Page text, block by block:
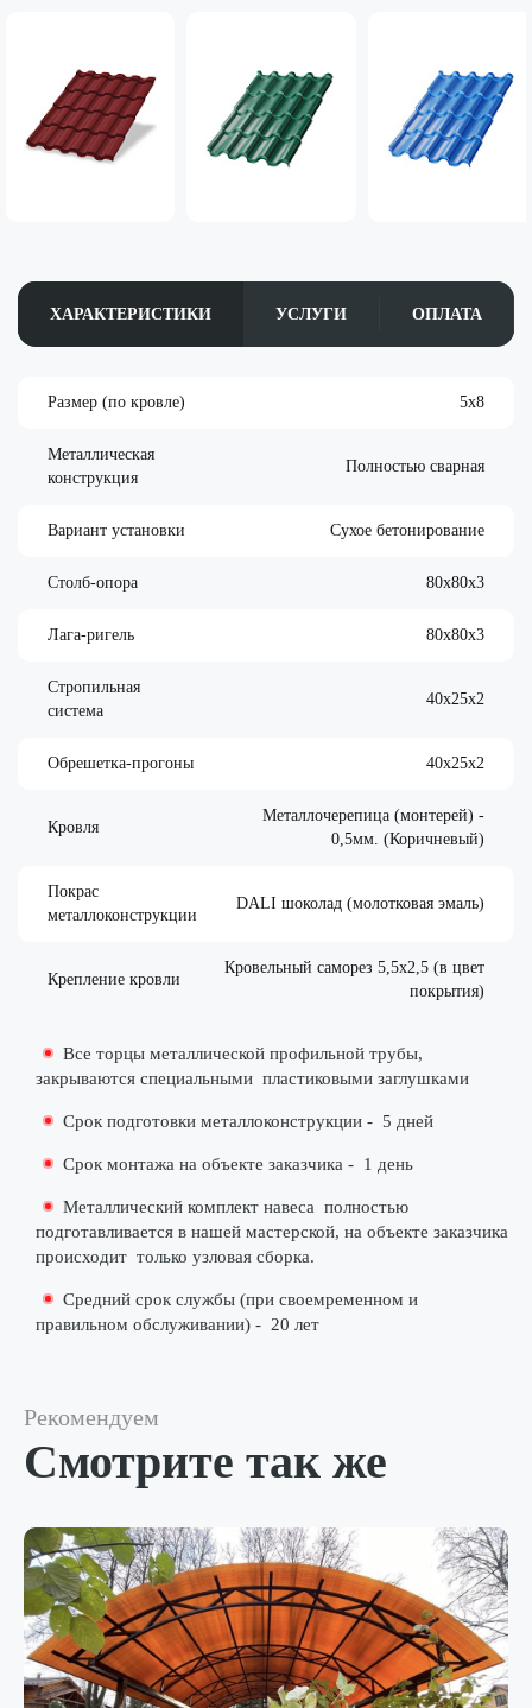
ХАРАКТЕРИСТИКИ УСЛУГИ ОПЛАТА
Размер (по кровле) 5х8
Металлическая
конструкция
Полностью сварная
Вариант установки Сухое бетонирование
Столб-опора 80х80х3
Лага-ригель 80х80х3
Стропильная
система
40х25х2
Обрешетка-прогоны 40х25х2
Кровля
Металлочерепица (монтерей) -
0,5мм. (Коричневый)
Покрас
металлоконструкции
DALI шоколад (молотковая эмаль)
Крепление кровли
Кровельный саморез 5,5х2,5 (в цвет
покрытия)
Все торцы металлической профильной трубы,
закрываются специальными пластиковыми заглушками
Срок подготовки металлоконструкции - 5 дней
Срок монтажа на объекте заказчика - 1 день
Металлический комплект навеса полностью
подготавливается в нашей мастерской, на объекте заказчика
происходит только узловая сборка.
Средний срок службы (при своемременном и
правильном обслуживании) - 20 лет
Рекомендуем
Смотрите так же